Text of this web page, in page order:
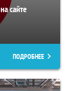
сайте
ПОДРОБНЕЕ